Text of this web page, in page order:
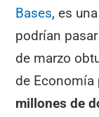
Bases, es
podrían
de marzo
de
millones de